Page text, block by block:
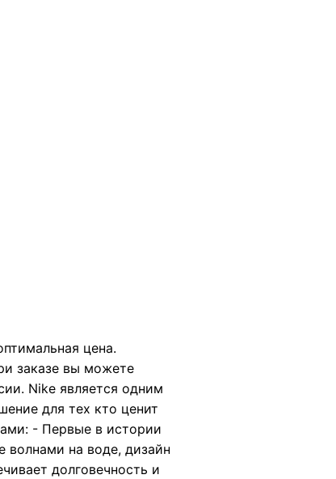
цена.
заказе вы можете
Nike является одним
для тех кто ценит
- Первые в истории
волнами на воде, дизайн
долговечность и